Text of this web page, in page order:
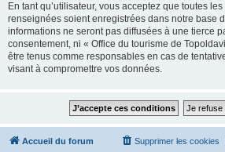
En tant qu’utilisateur, vous acceptez que toutes
renseignées soient enregistrées dans notre base
informations ne seront pas diffusées à une tierce
consentement, ni « Office du tourisme de
être tenus comme responsables en cas de
visant à compromettre vos données.
Accueil du forum Supprimer les cookies